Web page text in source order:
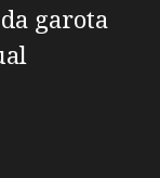
garota